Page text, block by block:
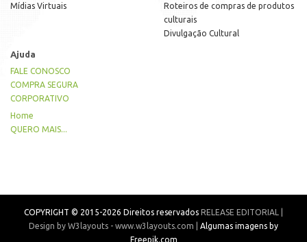
Mídias Virtuais
Roteiros de compras de produtos
culturais
Divulgação Cultural
Ajuda
FALE CONOSCO
COMPRA SEGURA
CORPORATIVO
Home
QUERO MAIS...
COPYRIGHT © 2015-2026 Direitos reservados RELEASE EDITORIAL |
Design by W3layouts - www.w3layouts.com | Algumas imagens by
Freepik.com